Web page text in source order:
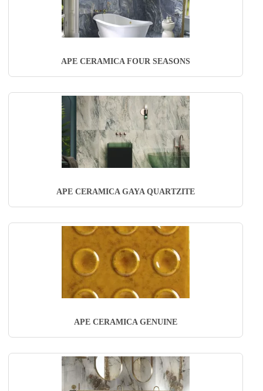
APE CERAMICA FOUR SEASONS
APE CERAMICA GAYA QUARTZITE
APE CERAMICA GENUINE